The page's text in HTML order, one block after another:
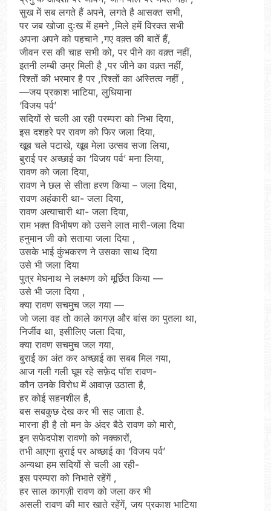
सुख में सब लगते हैं अपने, लगते है आसक्त सभी,
पर जब खोजा दुःख में हमने ,मिले हमें विरक्त सभी
अपना अपने को पहचाने ,गए वक़्त की बातें हैं,
जीवन रस की चाह सभी को, पर पीने का वक़्त नहीं,
इतनी लम्बी उम्र मिली है ,पर जीने का वक़्त नहीं,
रिश्तों की भरमार है पर ,रिश्तों का अस्तित्व नहीं ,
—जय प्रकाश भाटिया, लुधियाना
‘विजय पर्व’
सदियों से चली आ रही परम्परा को निभा दिया,
इस दशहरे पर रावण को फिर जला दिया,
खूब चले पटाखे, खूब मेला उत्सव सजा लिया,
बुराई पर अच्छाई का ‘विजय पर्व’ मना लिया,
रावण को जला दिया,
रावण ने छल से सीता हरण किया – जला दिया,
रावण अहंकारी था- जला दिया,
रावण अत्याचारी था- जला दिया,
राम भक्त विभीषण को उसने लात मारी-जला दिया
हनुमान जी को सताया जला दिया ,
उसके भाई कुंभकरण ने उसका साथ दिया
उसे भी जला दिया
पुत्र मेघनाथ ने लक्ष्मण को मूर्छित किया —
उसे भी जला दिया ,
क्या रावण सचमुच जल गया —
जो जला वह तो काले कागज़ और बांस का पुतला था,
निर्जीव था, इसीलिए जला दिया,
क्या रावण सचमुच जल गया,
बुराई का अंत कर अच्छाई का सबब मिल गया,
आज गली गली घूम रहे सफ़ेद पॉश रावण-
कौन उनके विरोध में आवाज़ उठाता है,
हर कोई सहनशील है,
बस सबकुछ देख कर भी सह जाता है.
मारना ही है तो मन के अंदर बैठे रावण को मारो,
इन सफेदपोश रावणो को नक्कारों,
तभी आएगा बुराई पर अच्छाई का ‘विजय पर्व’
अन्यथा हम सदियों से चली आ रही-
इस परम्परा को निभाते रहेंगें ,
हर साल कागज़ी रावण को जला कर भी
असली रावण की मार खाते रहेंगें, जय प्रकाश भाटिया